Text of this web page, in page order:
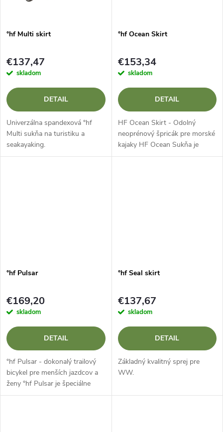
v
°hf Multi skirt
€137,47
skladom
DETAIL
Univerzálna spandexová °hf
Multi sukňa na turistiku a
seakayaking.
°hf Ocean Skirt
€153,34
skladom
DETAIL
HF Ocean Skirt - Odolný
neoprénový špricák pre morské
kajaky HF Ocean Sukňa je
neoprénová šprintérka
°hf Pulsar
€169,20
skladom
DETAIL
°hf Pulsar - dokonalý trailový
bicykel pre menších jazdcov a
ženy °hf Pulsar je špeciálne
navrhnutý špic pre menších
°hf Seal skirt
€137,67
skladom
DETAIL
Základný kvalitný sprej pre
WW.